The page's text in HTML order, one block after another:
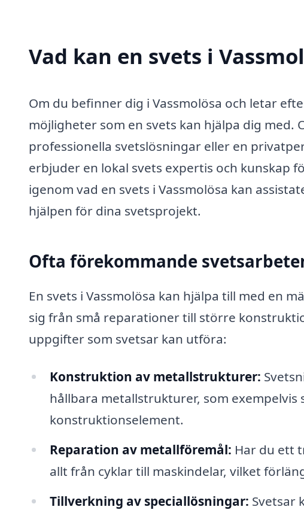
Vad kan en svets i
Om du befinner dig i Vassmolösa och letar
möjligheter som en svets kan hjälpa dig
professionella svetslösningar eller en
erbjuder en lokal svets expertis och kunskap
igenom vad en svets i Vassmolösa kan
hjälpen för dina svetsprojekt.
Ofta förekommande
En svets i Vassmolösa kan hjälpa till med en
sig från små reparationer till större
uppgifter som svetsar kan utföra:
Konstruktion av metallstrukturer:
hållbara metallstrukturer, som exempelvis
konstruktionselement.
Reparation av metallföremål: Har du ett
allt från cyklar till maskindelar, vilket
Tillverkning av speciallösningar: Svetsar